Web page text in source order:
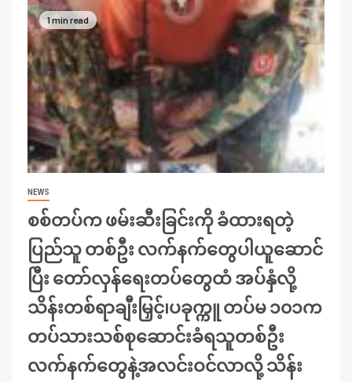
1 min read
NEWS
စစ်တပ်က ဖမ်းဆီးခြင်းကို ခံထားရတဲ့
ပြည်သူ တစ်ဦး လက်နက်တွေပါယူဆောင်
ပြီး တော်လှန်ရေးတပ်တွေထံ အပ်နှံလို့
သိန်းတစ်ရာချီးမြှင့်၊ပခုက္ကူ တပ်မ ၁၀၁က
တပ်သားသစ်စုဆောင်းခံရသူတစ်ဦး
လက်နက်တွေနဲ့အလင်းဝင်လာလို့ သိန်း